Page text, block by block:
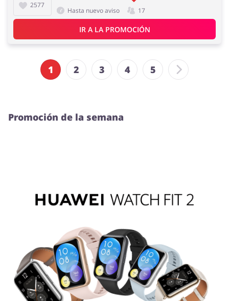
2577
Hasta nuevo aviso 17
IR A LA PROMOCIÓN
1 2 3 4 5
Promoción de la semana